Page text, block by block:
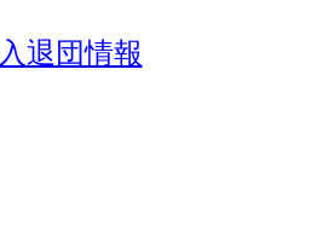
入退団情報